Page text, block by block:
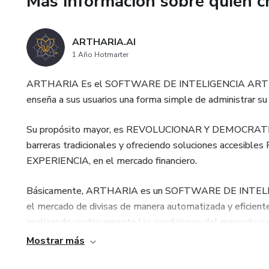
3. INTERÉS COMPUESTO:
automáticamente generando
4. GESTIÓN INTELIGENTE:
mercado y optimizar el
NO puede garantizar un %
variables NO garantizados a
en resultados del año 2024
ARTHARIA.AI
1 Año Hotmarter
ARTHARIA Es el SOFTWARE DE INTELIGENCIA
enseña a sus usuarios una forma simple de administrar
Su propósito mayor, es REVOLUCIONAR Y
barreras tradicionales y ofreciendo soluciones
EXPERIENCIA, en el mercado financiero.
Básicamente, ARTHARIA es un SOFTWARE DE
el mercado de divisas de manera automatizada y
analizando continuamente las condiciones del mercado
posibilidad de maximizar tus ganancias, mientras tu
Mostrar más